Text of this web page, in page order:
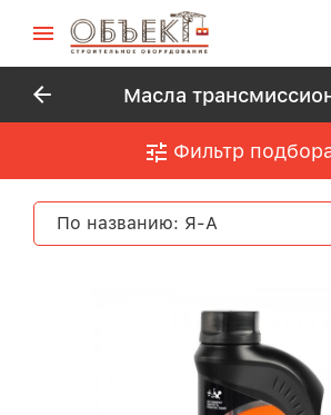
Масла
Фильтр
По названию: Я-А